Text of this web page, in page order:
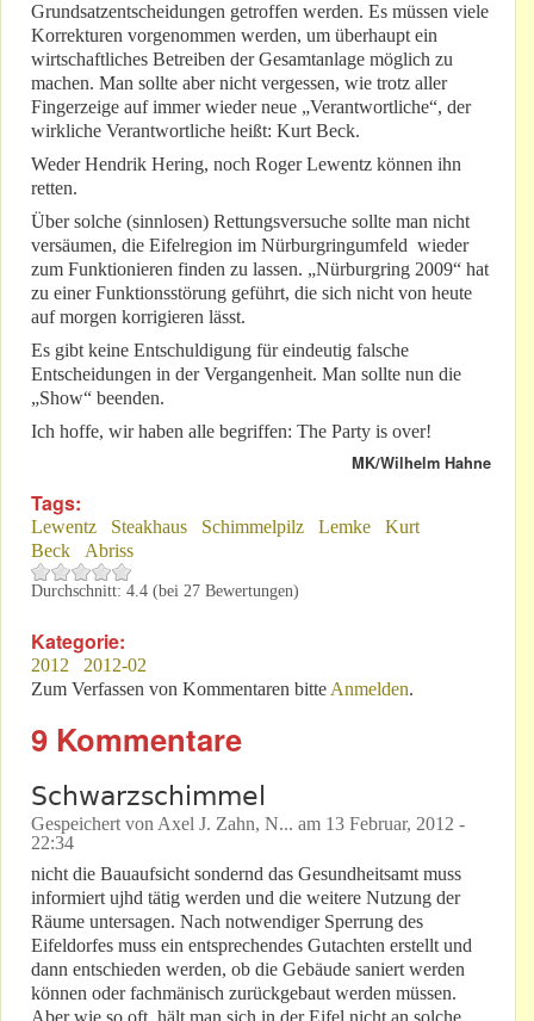
Grundsatzentscheidungen getroffen werden. Es müssen viele
Korrekturen vorgenommen werden, um überhaupt ein
wirtschaftliches Betreiben der Gesamtanlage möglich zu
machen. Man sollte aber nicht vergessen, wie trotz aller
Fingerzeige auf immer wieder neue „Verantwortliche“, der
wirkliche Verantwortliche heißt: Kurt Beck.
Weder Hendrik Hering, noch Roger Lewentz können ihn
retten.
Über solche (sinnlosen) Rettungsversuche sollte man nicht
versäumen, die Eifelregion im Nürburgringumfeld wieder
zum Funktionieren finden zu lassen. „Nürburgring 2009“ hat
zu einer Funktionsstörung geführt, die sich nicht von heute
auf morgen korrigieren lässt.
Es gibt keine Entschuldigung für eindeutig falsche
Entscheidungen in der Vergangenheit. Man sollte nun die
„Show“ beenden.
Ich hoffe, wir haben alle begriffen: The Party is over!
MK/Wilhelm Hahne
Tags:
Lewentz Steakhaus Schimmelpilz Lemke
Kurt
Beck
Abriss
Durchschnitt: 4.4 (bei 27 Bewertungen)
Kategorie:
2012
2012-02
Zum Verfassen von Kommentaren bitte Anmelden.
9 Kommentare
Schwarzschimmel
Gespeichert von Axel J. Zahn, N... am 13 Februar, 2012 -
22:34
nicht die Bauaufsicht sondernd das Gesundheitsamt muss
informiert ujhd tätig werden und die weitere Nutzung der
Räume untersagen. Nach notwendiger Sperrung des
Eifeldorfes muss ein entsprechendes Gutachten erstellt und
dann entschieden werden, ob die Gebäude saniert werden
können oder fachmänisch zurückgebaut werden müssen.